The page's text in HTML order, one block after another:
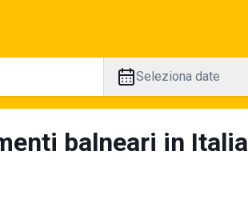
Seleziona date
balneari in Italia